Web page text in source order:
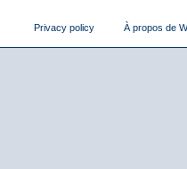
Privacy policy À propos de